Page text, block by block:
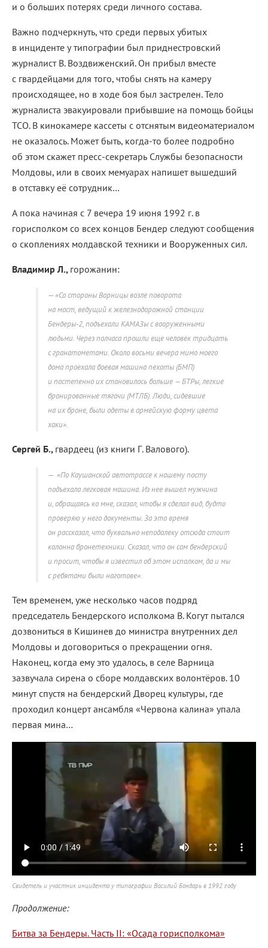
и о больших потерях среди личного состава.
Важно подчеркнуть, что среди первых убитых
в инциденте у типографии был приднестровский
журналист В. Воздвиженский. Он прибыл вместе
с гвардейцами для того, чтобы снять на камеру
происходящее, но в ходе боя был застрелен. Тело
журналиста эвакуировали прибывшие на помощь бойцы
ТСО. В кинокамере кассеты с отснятым видеоматериалом
не оказалось. Может быть, когда-то более подробно
об этом скажет пресс-секретарь Службы безопасности
Молдовы, или в своих мемуарах напишет вышедший
в отставку её сотрудник…
А пока начиная с 7 вечера 19 июня 1992 г. в
горисполком со всех концов Бендер следуют сообщения
о скоплениях молдавской техники и Вооруженных сил.
Владимир Л., горожанин:
«Со стороны Варницы возле поворота
на мост, ведущий к железнодорожной станции
Бендеры-2, подъехали КАМАЗы с вооруженными
людьми. Через полчаса прошли еще человек тридцать
с гранатометами. Около восьми вечера мимо моего
дома проехала боевая машина пехоты (БМП)
и постепенно их становилось больше — БТРы, легкие
бронированные тягачи (МТЛБ). Люди, сидевшие
на их броне, были одеты в армейскую форму цвета
хаки».
Сергей Б., гвардеец (из книги Г. Валового).
«По Каушанской автотрассе к нашему посту
подъехала легковая машина. Из нее вышел мужчина
и, обращаясь ко мне, сказал, чтобы я сделал вид, будто
проверяю у него документы. За это время
он рассказал, что буквально неподалеку отсюда стоит
колонна бронетехники. Сказал, что он сам бендерский
и просит, чтобы я известил об этом исполком, да и мы
с ребятами были наготове».
Тем временем, уже несколько часов подряд
председатель Бендерского исполкома В. Когут пытался
дозвониться в Кишинев до министра внутренних дел
Молдовы и договориться о прекращении огня.
Наконец, когда ему это удалось, в селе Варница
зазвучала сирена о сборе молдавских волонтёров. 10
минут спустя на бендерский Дворец культуры, где
проходил концерт ансамбля «Червона калина» упала
первая мина…
Свидетель и участник инцидента у типографии Василий Бондарь в 1992 году
Продолжение:
Битва за Бендеры. Часть II: «Осада горисполкома»